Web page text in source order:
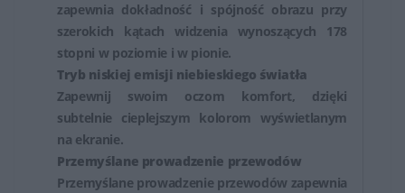
zapewnia dokładność i spójność obrazu przy
szerokich kątach widzenia wynoszących 178
stopni w poziomie i w pionie.
Tryb niskiej emisji niebieskiego światła
Zapewnij swoim oczom komfort, dzięki
subtelnie cieplejszym kolorom wyświetlanym
na ekranie.
Przemyślane prowadzenie przewodów
Przemyślane prowadzenie przewodów zapewnia